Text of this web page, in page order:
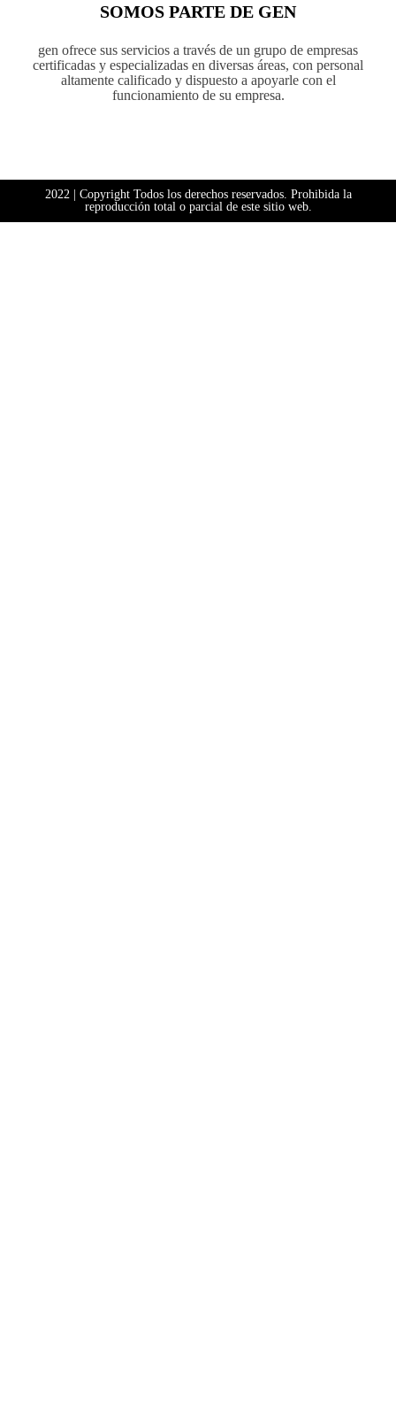
SOMOS PARTE DE GEN
gen ofrece sus servicios a través de un grupo de empresas
certificadas y especializadas en diversas áreas, con personal
altamente calificado y dispuesto a apoyarle con el
funcionamiento de su empresa.
2022 | Copyright Todos los derechos reservados. Prohibida la
reproducción total o parcial de este sitio web.